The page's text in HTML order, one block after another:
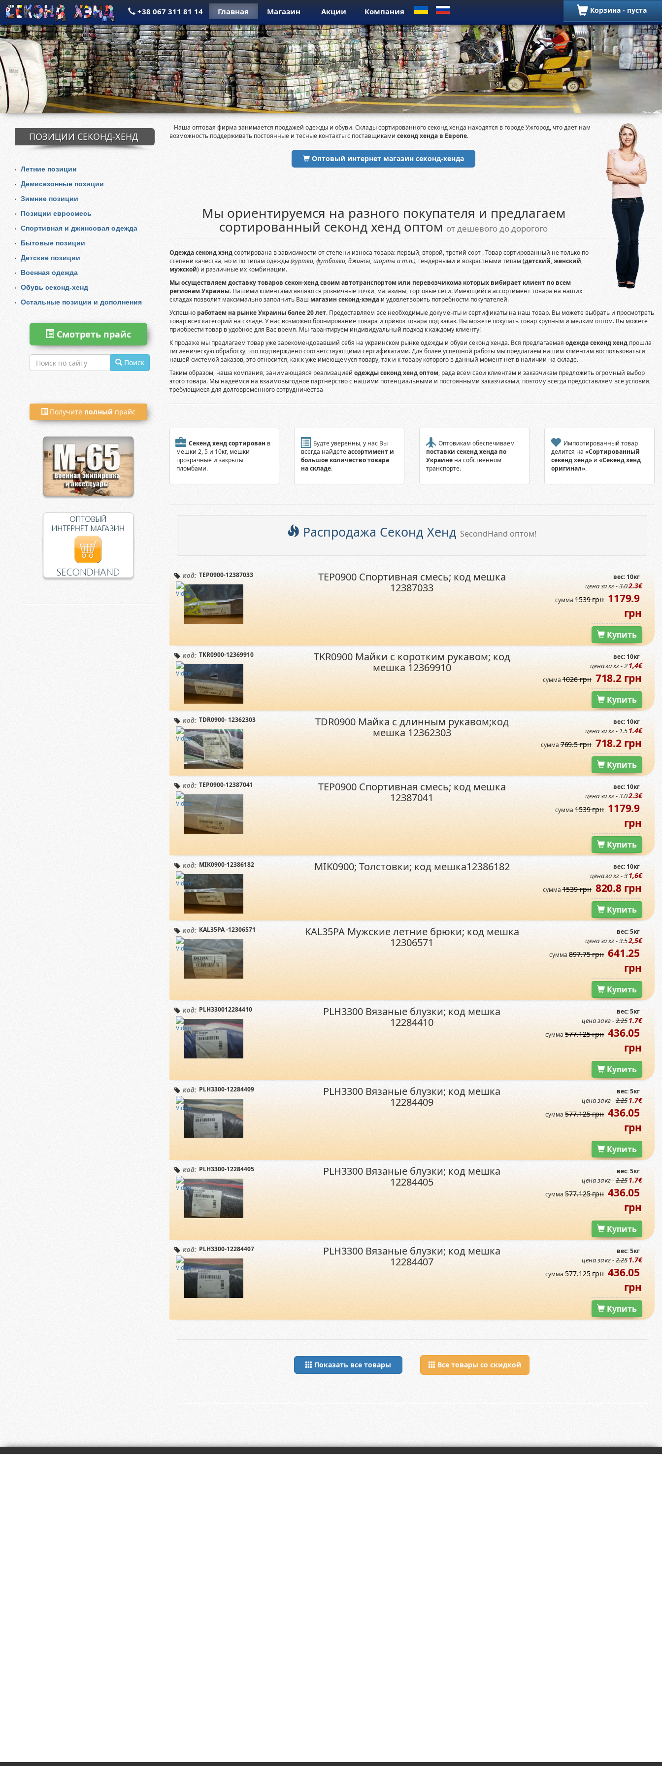
+38 067 311 81 14 Главная Магазин Акции Компания
Secondhand из Европы
ПОЗИЦИИ СЕКОНД-ХЕНД
Летние позиции
Демисезонные позиции
Зимние позиции
Позиции евросмесь
Спортивная и джинсовая одежда
Бытовые позиции
Детские позиции
Военная одежда
Обувь секонд-хенд
Остальные позиции и дополнения
Смотреть прайс
Поиск
Получите полный прайс
Наша оптовая фирма занимается продажей одежды и обуви. Склады сортированного секонд хенда находятся в городе Ужгород, что дает нам
возможность поддерживать постоянные и тесные контакты с поставщиками секонд хенда в Европе.
Оптовый интернет магазин секонд-хенда
Мы ориентируемся на разного покупателя и предлагаем
сортированный секонд хенд оптом от дешевого до дорогого
Одежда секонд хэндсортирована в зависимости от степени износа товара: первый, второй, третий сорт . Товар сортированный не только по
степени качества, но и по типам одежды(куртки, футболки, джинсы, шорты и т.п.), гендерными и возрастными типам (детский,женский,
мужской) и различные их комбинации.
Мы осуществляем доставку товаров секон-хенд своим автотранспортом или перевозчикома которых вибирает клиент по всем
регионам Украины. Нашими клиентами являются розничные точки, магазины, торговые сети. Имеющийся ассортимент товара на наших
складах позволит максимально заполнить Ваш магазин секонд-хэндаи удовлетворить потребности покупателей.
Успешно работаем на рынке Украины более 20 лет. Предоставляем все необходимые документы и сертификаты на наш товар. Вы можете выбрать и просмотреть
товар всех категорий на складе. У нас возможно бронирование товара и привоз товара под заказ. Вы можете покупать товар крупным и мелким оптом. Вы можете
приобрести товар в удобное для Вас время. Мы гарантируем индивидуальный подход к каждому клиенту!
К продаже мы предлагаем товар уже зарекомендовавший себя на украинском рынке одежды и обуви секонд хенда. Вся предлагаемая одежда секонд хендпрошла
гигиеническую обработку, что подтверждено соответствующими сертификатами. Для более успешной работы мы предлагаем нашим клиентам воспользоваться
нашей системой заказов, это относится, как к уже имеющемуся товару, так и к товару которого в данный момент нет в наличии на складе.
Таким образом, наша компания, занимающаяся реализацией одежды секонд хенд оптом, рада всем свои клиентам и заказчикам предложить огромный выбор
этого товара. Мы надеемся на взаимовыгодное партнерство с нашими потенциальными и постоянными заказчиками, поэтому всегда предоставляем все условия,
требующиеся для долговременного сотрудничества
Секенд хенд сортирован в
мешки 2, 5 и 10кг, мешки
прозрачные и закрыты
пломбами.
Будте уверенны, у нас Вы
всегда найдетеассортимент и
большое количество товара
на складе.
Оптовикам обеспечиваем
поставки секенд хенда по
Украине на собственном
транспорте.
Импортированный товар
делится на«Сортированный
секенд хенд» и«Секенд хенд
оригинал».
Распродажа Секонд Хенд SecondHand оптом!
код: TEP0900-12387033
TEP0900 Спортивная смесь; код мешка
12387033
вес: 10кг
цена за кг -3.02.3€
сумма 1539 грн 1179.9
грн
Купить
код: TKR0900-12369910
TKR0900 Майки с коротким рукавом; код
мешка 12369910
вес: 10кг
цена за кг -21,4€
сумма1026 грн 718.2 грн
Купить
код: TDR0900- 12362303
TDR0900 Майка с длинным рукавом;код
мешка 12362303
вес: 10кг
цена за кг -1.51.4€
сумма769.5 грн 718.2 грн
Купить
код: TEP0900-12387041
TEP0900 Спортивная смесь; код мешка
12387041
вес: 10кг
цена за кг -3.02.3€
сумма 1539 грн 1179.9
грн
Купить
код: MIK0900-12386182 MIK0900; Толстовки; код мешка12386182 вес: 10кг
цена за кг -31,6€
сумма1539 грн 820.8 грн
Купить
код: KAL35PA -12306571
KAL35PA Мужские летние брюки; код мешка
12306571
вес: 5кг
цена за кг -3.52,5€
сумма897.75 грн 641.25
грн
Купить
код: PLH330012284410
PLH3300 Вязаные блузки; код мешка
12284410
вес: 5кг
цена за кг -2.251.7€
сумма577.125 грн 436.05
грн
Купить
код: PLH3300-12284409
PLH3300 Вязаные блузки; код мешка
12284409
вес: 5кг
цена за кг -2.251.7€
сумма577.125 грн 436.05
грн
Купить
код: PLH3300-12284405
PLH3300 Вязаные блузки; код мешка
12284405
вес: 5кг
цена за кг -2.251.7€
сумма577.125 грн 436.05
грн
Купить
код: PLH3300-12284407
PLH3300 Вязаные блузки; код мешка
12284407
вес: 5кг
цена за кг -2.251.7€
сумма577.125 грн 436.05
грн
Купить
Показать все товары Все товары со скидкой
Корзина - пуста